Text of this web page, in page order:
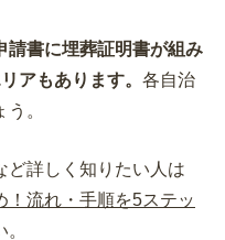
請書に埋葬証明書が組み
アもあります。 各自治
。
ど詳しく知りたい人は
！流れ・手順を5ステッ